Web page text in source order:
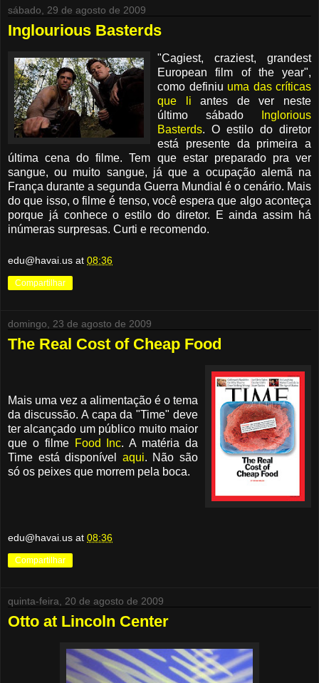
sábado, 29 de agosto de 2009
Inglourious Basterds
"Cagiest, craziest, grandest
European film of the year",
como definiu uma das críticas
que li antes de ver neste
último sábado
Inglorious
Basterds. O estilo do diretor
está presente da primeira a
última cena do filme. Tem que estar preparado pra ver
sangue, ou muito sangue, já que a ocupação alemã na
França durante a segunda Guerra Mundial é o cenário. Mais
do que isso, o filme é tenso, você espera que algo aconteça
porque já conhece o estilo do diretor. E ainda assim há
inúmeras surpresas. Curti e recomendo.
edu@havai.us at 08:36
Compartilhar
domingo, 23 de agosto de 2009
The Real Cost of Cheap Food
Mais uma vez a alimentação é o tema
da discussão. A capa da "Time" deve
ter alcançado um público muito maior
que o filme Food Inc. A matéria da
Time está disponível aqui. Não são
só os peixes que morrem pela boca.
edu@havai.us at 08:36
Compartilhar
quinta-feira, 20 de agosto de 2009
Otto at Lincoln Center